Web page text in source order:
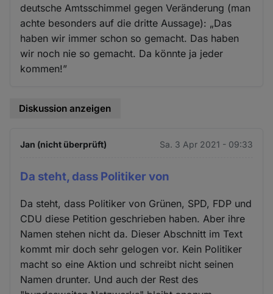
deutsche Amtsschimmel gegen Veränderung (man
achte besonders auf die dritte Aussage): „Das
haben wir immer schon so gemacht. Das haben
wir noch nie so gemacht. Da könnte ja jeder
kommen!”
Diskussion anzeigen
Jan (nicht überprüft) Sa. 3 Apr 2021 - 09:33
Da steht, dass Politiker von
Da steht, dass Politiker von Grünen, SPD, FDP und
CDU diese Petition geschrieben haben. Aber ihre
Namen stehen nicht da. Dieser Abschnitt im Text
kommt mir doch sehr gelogen vor. Kein Politiker
macht so eine Aktion und schreibt nicht seinen
Namen drunter. Und auch der Rest des